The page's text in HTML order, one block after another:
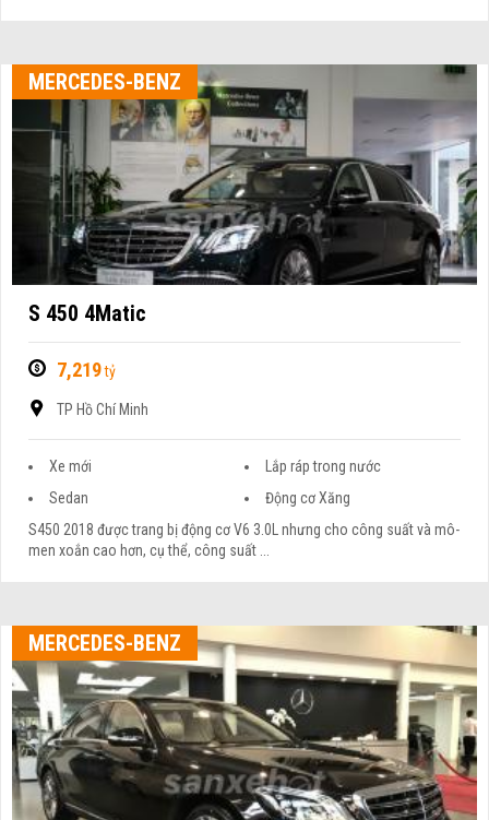
MERCEDES-BENZ
S 450 4Matic
7,219tỷ
TP Hồ Chí Minh
Xe mới
Lắp ráp trong nước
Sedan
Động cơ Xăng
S450 2018 được trang bị động cơ V6 3.0L nhưng cho công suất và mô-
men xoắn cao hơn, cụ thể, công suất ...
MERCEDES-BENZ